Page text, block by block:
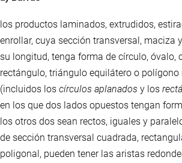
los productos laminados, extrudidos,
enrollar, cuya sección transversal, maciza
su longitud, tenga forma de círculo, óvalo,
rectángulo, triángulo equilátero o polígono
(incluidos los círculos aplanados y los
en los que dos lados opuestos tengan
los otros dos sean rectos, iguales y
de sección transversal cuadrada,
poligonal, pueden tener las aristas